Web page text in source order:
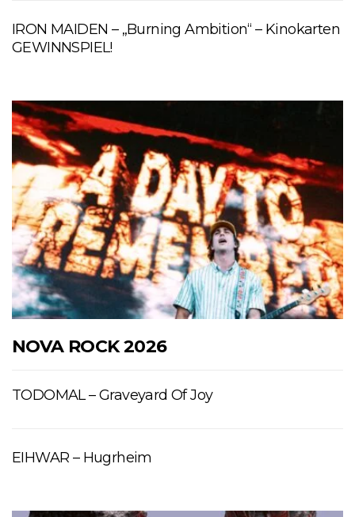
IRON MAIDEN – „Burning Ambition“ – Kinokarten
GEWINNSPIEL!
NOVA ROCK 2026
TODOMAL – Graveyard Of Joy
EIHWAR – Hugrheim